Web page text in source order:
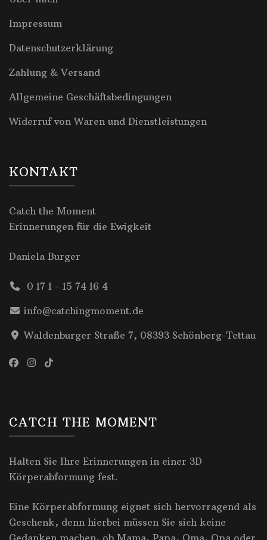
Impressum
Datenschutzerklärung
Zahlung & Versand
Allgemeine Geschäftsbedingungen
Widerruf von Waren und Dienstleistungen
KONTAKT
Catch the Moment
Erinnerungen für die Ewigkeit
Daniela Burger
0 17 1 - 15 74 16 4
info@catchingmoment.de
Waldenburger Straße 7, 08393 Schönberg-Tettau
CATCH THE MOMENT
Halten Sie Ihre Erinnerungen in einer 3D
Körperabformung fest.
Eine Körperabformung eignet sich hervorragend als
Geschenk, denn hierbei müssen Sie sich keine
Gedanken machen, ob Mama, Papa, Oma, Opa oder